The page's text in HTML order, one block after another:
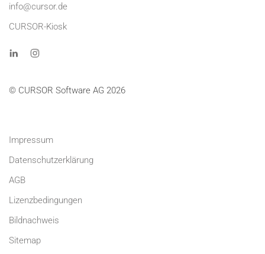
info@cursor.de
CURSOR-Kiosk
© CURSOR Software AG 2026
Impressum
Datenschutzerklärung
AGB
Lizenzbedingungen
Bildnachweis
Sitemap